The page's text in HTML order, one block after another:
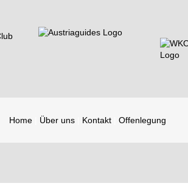
Home Über uns Kontakt Offenlegung